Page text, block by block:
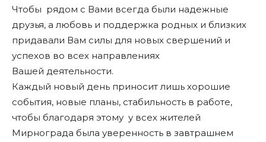
Чтобы рядом с Вами всегда были надежные
друзья, а любовь и поддержка родных и близких
придавали Вам силы для новых свершений и
успехов во всех направлениях
Вашей деятельности.
Каждый новый день приносит лишь хорошие
события, новые планы, стабильность в работе,
чтобы благодаря этому у всех жителей
Мирнограда была уверенность в завтрашнем